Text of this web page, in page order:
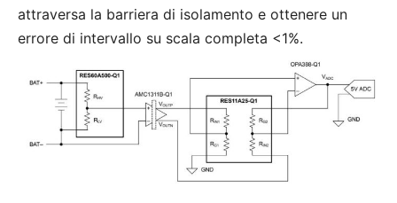
attraversa la barriera di isolamento e ottenere un
errore di intervallo su scala completa <1%.